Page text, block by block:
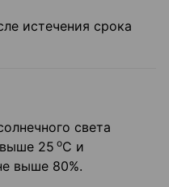
истечения срока
света
25 оС и
выше 80%.